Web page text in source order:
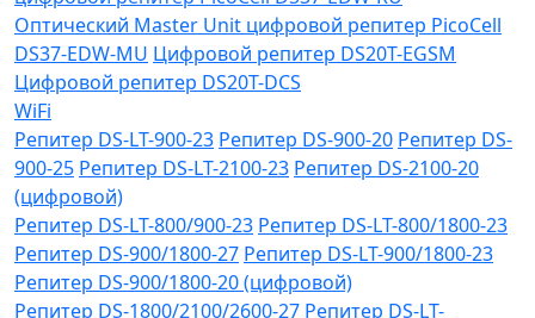
Оптический Master Unit цифровой репитер PicoCell
DS37-EDW-MU Цифровой репитер DS20T-EGSM
Цифровой репитер DS20T-DCS
WiFi
Репитер DS-LT-900-23 Репитер DS-900-20 Репитер DS-
900-25 Репитер DS-LT-2100-23 Репитер DS-2100-20
(цифровой)
Репитер DS-LT-800/900-23 Репитер DS-LT-800/1800-23
Репитер DS-900/1800-27 Репитер DS-LT-900/1800-23
Репитер DS-900/1800-20 (цифровой)
Репитер DS-1800/2100/2600-27 Репитер DS-LT-